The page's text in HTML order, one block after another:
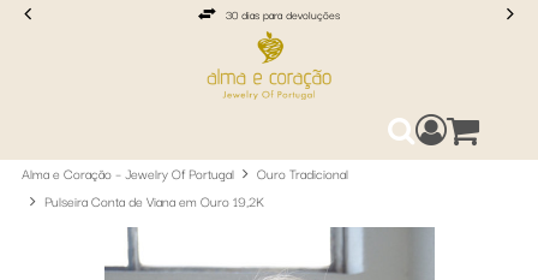
30 dias para devoluções
Aceda ao
Alma e Coração – Jewelry Of Portugal
Ouro Tradicional
Pulseira Conta de Viana em Ouro 19,2K